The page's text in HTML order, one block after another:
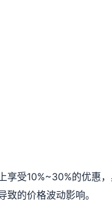
享受10%~30%的优惠
的价格波动影响。